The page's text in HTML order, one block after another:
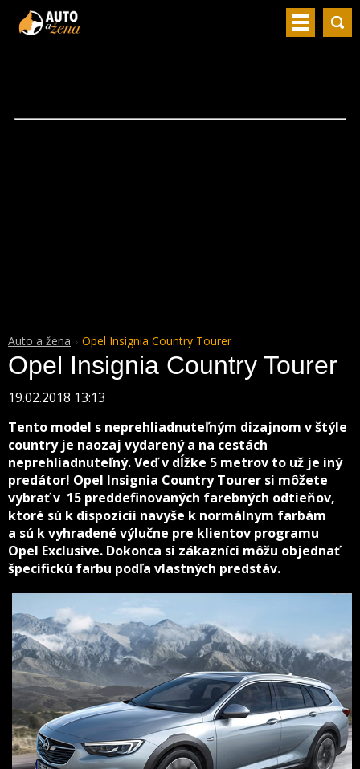
Auto a žena Opel Insignia Country Tourer
Opel Insignia Country Tourer
19.02.2018 13:13
Tento model s neprehliadnuteľným dizajnom v štýle
country je naozaj vydarený a na cestách
neprehliadnuteľný. Veď v dĺžke 5 metrov to už je iný
predátor! Opel Insignia Country Tourer si môžete
vybrať v 15 preddefinovaných farebných odtieňov,
ktoré sú k dispozícii navyše k normálnym farbám
a sú k vyhradené výlučne pre klientov programu
Opel Exclusive. Dokonca si zákazníci môžu objednať
špecifickú farbu podľa vlastných predstáv.